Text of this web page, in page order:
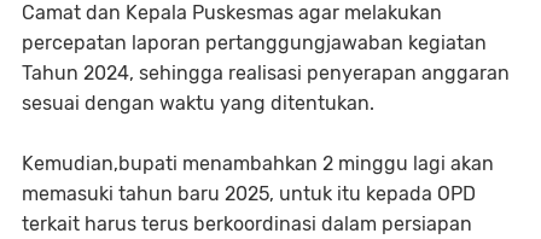
Camat dan Kepala Puskesmas agar melakukan
percepatan laporan pertanggungjawaban kegiatan
Tahun 2024, sehingga realisasi penyerapan anggaran
sesuai dengan waktu yang ditentukan.
Kemudian,bupati menambahkan 2 minggu lagi akan
memasuki tahun baru 2025, untuk itu kepada OPD
terkait harus terus berkoordinasi dalam persiapan